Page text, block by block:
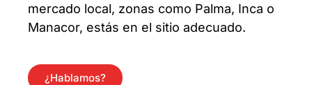
mercado local, zonas como Palma, Inca o
Manacor, estás en el sitio adecuado.
¿Hablamos?